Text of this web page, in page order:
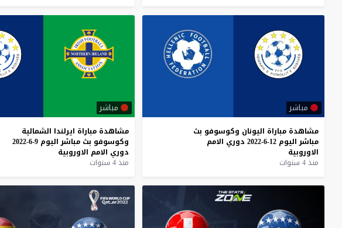
مباشر
مشاهدة مباراة اليونان وكوسوفو بث
مباشر اليوم 12-6-2022 دوري الامم
الاوروبية
منذ 4 سنوات
مباشر
مشاهدة مباراة ايرلندا الشمالية
وكوسوفو بث مباشر اليوم 9-6-2022
دوري الامم الاوروبية
منذ 4 سنوات